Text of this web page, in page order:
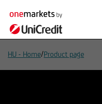
HU - Home/Product page